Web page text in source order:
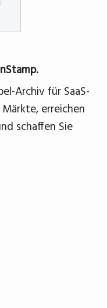
Archiv für SaaS-
Märkte, erreichen
schaffen Sie